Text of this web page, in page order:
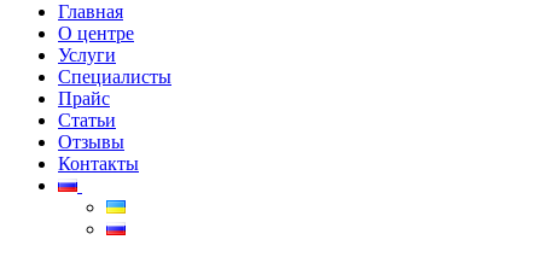
Главная
О центре
Услуги
Специалисты
Прайс
Статьи
Отзывы
Контакты